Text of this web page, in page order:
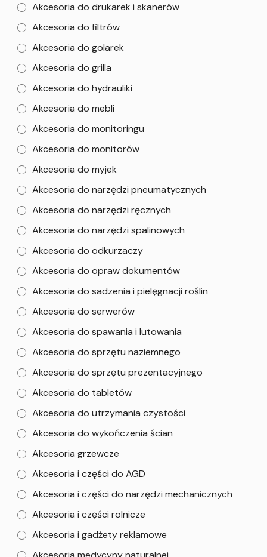
Akcesoria do drukarek i skanerów
Akcesoria do filtrów
Akcesoria do golarek
Akcesoria do grilla
Akcesoria do hydrauliki
Akcesoria do mebli
Akcesoria do monitoringu
Akcesoria do monitorów
Akcesoria do myjek
Akcesoria do narzędzi pneumatycznych
Akcesoria do narzędzi ręcznych
Akcesoria do narzędzi spalinowych
Akcesoria do odkurzaczy
Akcesoria do opraw dokumentów
Akcesoria do sadzenia i pielęgnacji roślin
Akcesoria do serwerów
Akcesoria do spawania i lutowania
Akcesoria do sprzętu naziemnego
Akcesoria do sprzętu prezentacyjnego
Akcesoria do tabletów
Akcesoria do utrzymania czystości
Akcesoria do wykończenia ścian
Akcesoria grzewcze
Akcesoria i części do AGD
Akcesoria i części do narzędzi mechanicznych
Akcesoria i części rolnicze
Akcesoria i gadżety reklamowe